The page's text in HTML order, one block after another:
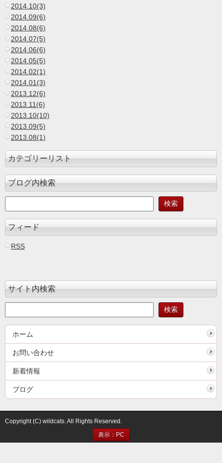
2014.10(3)
2014.09(6)
2014.08(6)
2014.07(5)
2014.06(6)
2014.05(5)
2014.02(1)
2014.01(3)
2013.12(6)
2013.11(6)
2013.10(10)
2013.09(5)
2013.08(1)
カテゴリーリスト
ブログ内検索
フィード
RSS
サイト内検索
ホーム
お問い合わせ
新着情報
ブログ
Copyright (C) wildcats. All Rights Reserved.
表示：PC